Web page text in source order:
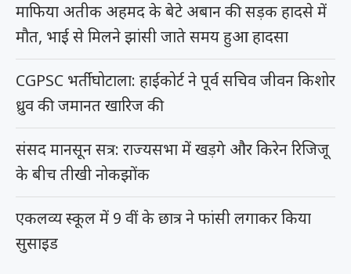
माफिया अतीक अहमद के बेटे अबान की सड़क हादसे में
मौत, भाई से मिलने झांसी जाते समय हुआ हादसा
CGPSC भर्ती घोटाला: हाईकोर्ट ने पूर्व सचिव जीवन किशोर
ध्रुव की जमानत खारिज की
संसद मानसून सत्र: राज्यसभा में खड़गे और किरेन रिजिजू
के बीच तीखी नोकझोंक
एकलव्य स्कूल में 9 वीं के छात्र ने फांसी लगाकर किया
सुसाइड